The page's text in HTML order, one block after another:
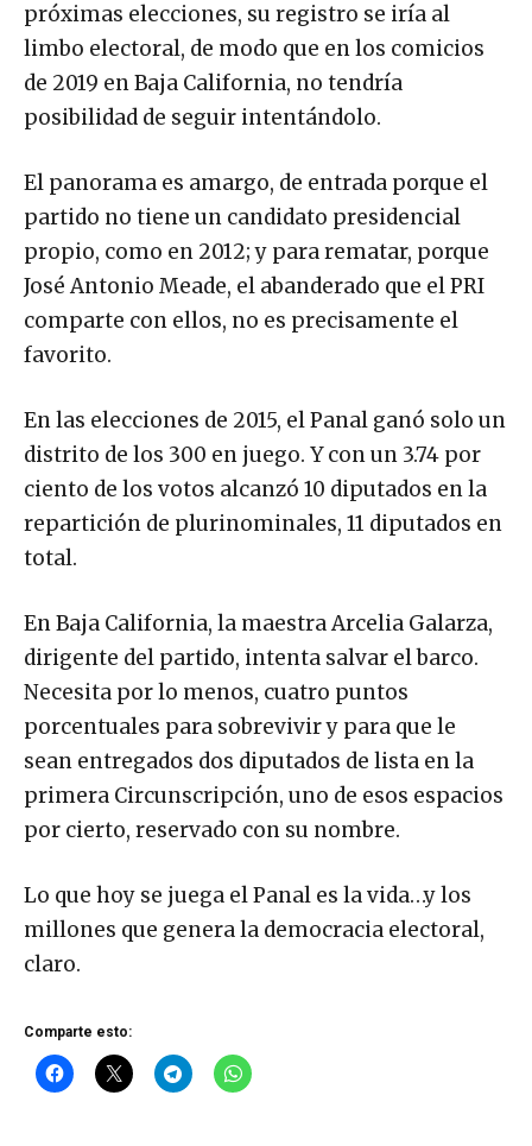
próximas elecciones, su registro se iría al
limbo electoral, de modo que en los comicios
de 2019 en Baja California, no tendría
posibilidad de seguir intentándolo.
El panorama es amargo, de entrada porque el
partido no tiene un candidato presidencial
propio, como en 2012; y para rematar, porque
José Antonio Meade, el abanderado que el PRI
comparte con ellos, no es precisamente el
favorito.
En las elecciones de 2015, el Panal ganó solo un
distrito de los 300 en juego. Y con un 3.74 por
ciento de los votos alcanzó 10 diputados en la
repartición de plurinominales, 11 diputados en
total.
En Baja California, la maestra Arcelia Galarza,
dirigente del partido, intenta salvar el barco.
Necesita por lo menos, cuatro puntos
porcentuales para sobrevivir y para que le
sean entregados dos diputados de lista en la
primera Circunscripción, uno de esos espacios
por cierto, reservado con su nombre.
Lo que hoy se juega el Panal es la vida…y los
millones que genera la democracia electoral,
claro.
Comparte esto: